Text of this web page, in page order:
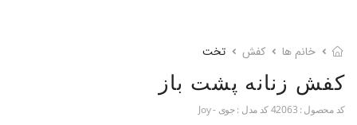
خانم ها کفش تخت
کفش زنانه پشت باز
کد محصول : 42063کد مدل :جوی - Joy